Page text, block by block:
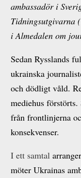
ambassadör i
Tidningsutgivarna
i Almedalen om
Sedan Rysslands
ukrainska
och dödligt våld.
mediehus
från frontlinjerna
konsekvenser.
I ett samtal
möter Ukrainas